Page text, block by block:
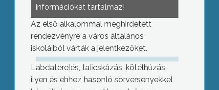
információkat tartalmaz!
Az első alkalommal meghirdetett
rendezvényre a város általános
iskoláiból várták a jelentkezőket.
Labdaterelés, talicskázás, kötélhúzás-
ilyen és ehhez hasonló sorversenyekkel